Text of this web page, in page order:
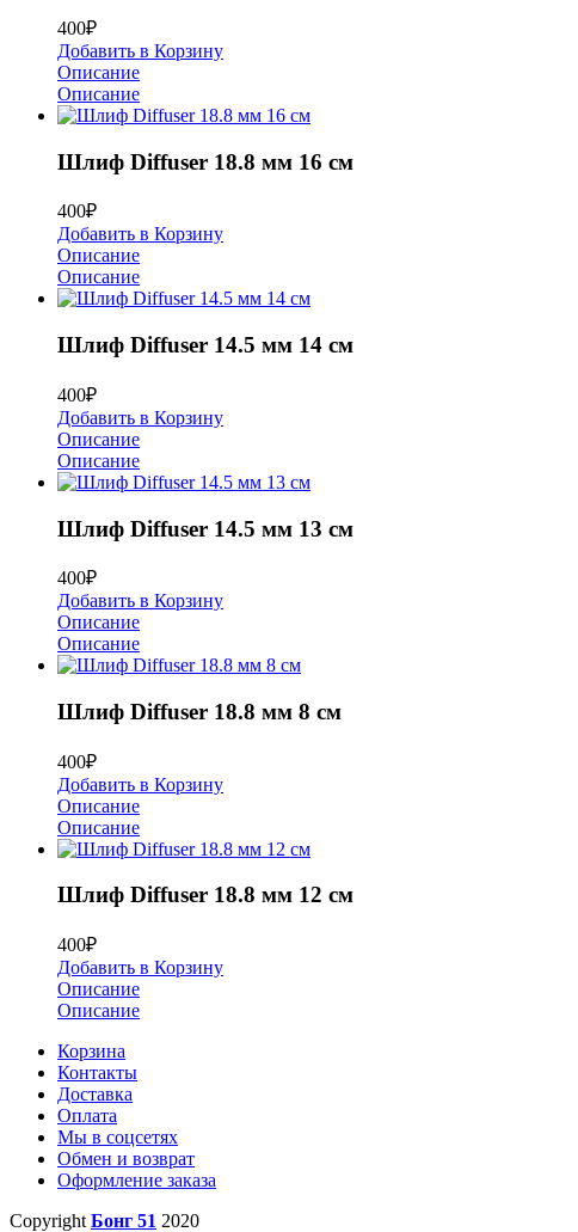
400₽
Добавить в Корзину
Описание
Описание
Шлиф Diffuser 18.8 мм 16 см
400₽
Добавить в Корзину
Описание
Описание
Шлиф Diffuser 14.5 мм 14 см
400₽
Добавить в Корзину
Описание
Описание
Шлиф Diffuser 14.5 мм 13 см
400₽
Добавить в Корзину
Описание
Описание
Шлиф Diffuser 18.8 мм 8 см
400₽
Добавить в Корзину
Описание
Описание
Шлиф Diffuser 18.8 мм 12 см
400₽
Добавить в Корзину
Описание
Описание
Корзина
Контакты
Доставка
Оплата
Мы в соцсетях
Обмен и возврат
Оформление заказа
Copyright Бонг 51 2020